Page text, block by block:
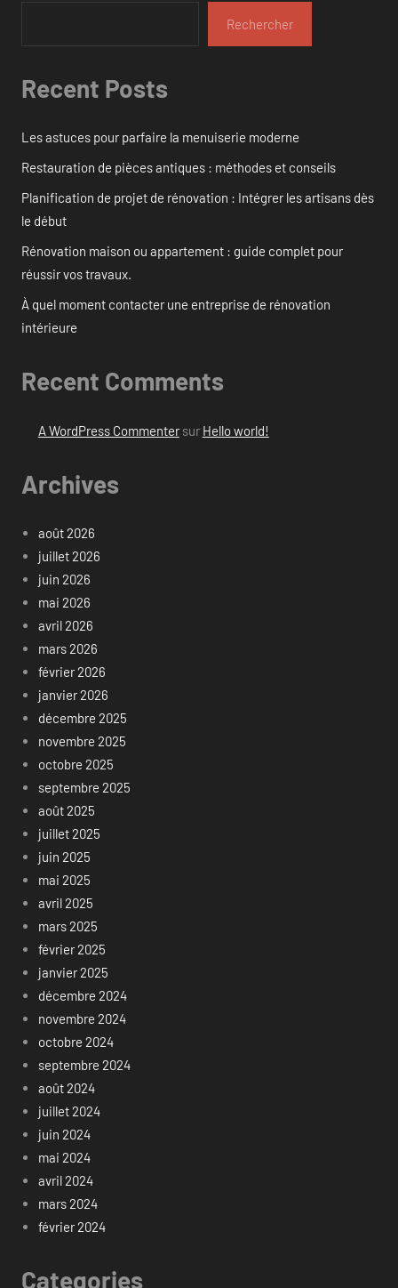
Rechercher
Recent Posts
Les astuces pour parfaire la menuiserie moderne
Restauration de pièces antiques : méthodes et conseils
Planification de projet de rénovation : Intégrer les artisans dès
le début
Rénovation maison ou appartement : guide complet pour
réussir vos travaux.
À quel moment contacter une entreprise de rénovation
intérieure
Recent Comments
A WordPress Commentersur Hello world!
Archives
août 2026
juillet 2026
juin 2026
mai 2026
avril 2026
mars 2026
février 2026
janvier 2026
décembre 2025
novembre 2025
octobre 2025
septembre 2025
août 2025
juillet 2025
juin 2025
mai 2025
avril 2025
mars 2025
février 2025
janvier 2025
décembre 2024
novembre 2024
octobre 2024
septembre 2024
août 2024
juillet 2024
juin 2024
mai 2024
avril 2024
mars 2024
février 2024
Categories